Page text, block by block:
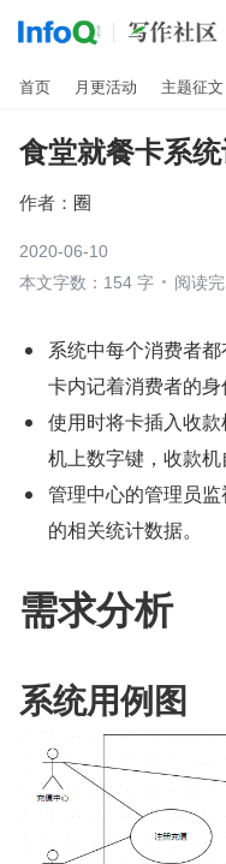
首页 月更活动 主题征文
食堂就餐卡系统
作者： 圈
2020-06-10
本文字数：154 字
阅读
系统中每个消费者
卡内记着消费者的身
使用时将卡插入收
机上数字键，收款机
管理中心的管理员
的相关统计数据。
需求分析
系统用例图